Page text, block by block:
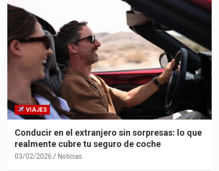
VIAJES
Conducir en el extranjero sin sorpresas: lo que
realmente cubre tu seguro de coche
03/02/2026 Noticias